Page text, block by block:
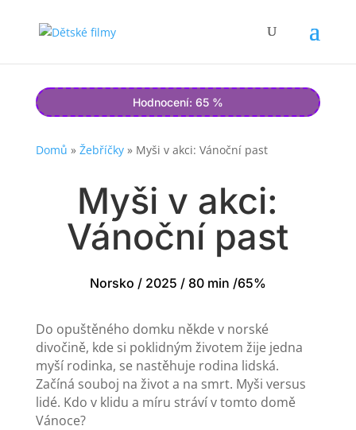
Hodnocení: 65 %
Domů » Žebříčky» Myši v akci: Vánoční past
Myši v akci:
Vánoční past
Norsko / 2025 / 80 min /65%
Do opuštěného domku někde v norské
divočině, kde si poklidným životem žije jedna
myší rodinka, se nastěhuje rodina lidská.
Začíná souboj na život a na smrt. Myši versus
lidé. Kdo v klidu a míru stráví v tomto domě
Vánoce?